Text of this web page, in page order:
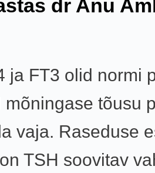
dr Anu
ja FT3 olid normi
mõningase tõusu
vaja. Raseduse
TSH soovitav